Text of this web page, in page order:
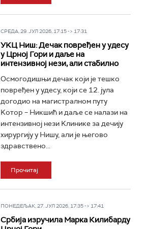
СРЕДА, 29. ЈУЛ 2026, 17:15 -> 17:31
УKЦ Ниш: Дечак повређен у удесу
у Црној Гори и даље на
интензивној нези, али стабилно
Осмогодишњи дечак који је тешко
повређен у удесу, који се 12. јула
догодио на магистралном путу
Kотор – Никшић и даље се налази на
интензивној нези Kлинике за дечију
хирургију у Нишу, али је његово
здравствено...
Прочитај
ПОНЕДЕЉАК, 27. ЈУЛ 2026, 17:35 -> 17:41
Србија изручила Марка Килибарду